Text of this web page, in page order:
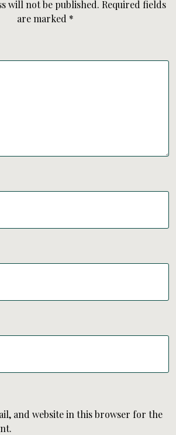
will not be published. Required fields
are marked *
and website in this browser for the